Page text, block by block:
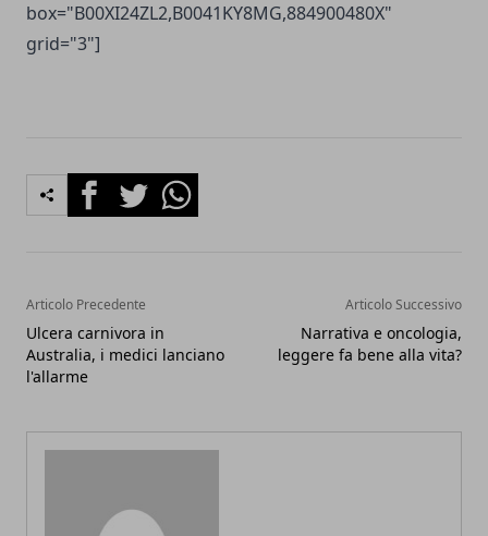
box="B00XI24ZL2,B0041KY8MG,884900480X"
grid="3"]
FacebookTwitterWhatsapp
Articolo Precedente
Ulcera carnivora in
Australia, i medici lanciano
l'allarme
Articolo Successivo
Narrativa e oncologia,
leggere fa bene alla vita?